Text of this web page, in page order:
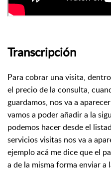
Transcripción
Para cobrar una visita,
el precio de la consulta,
guardamos, nos va a
vamos a poder añadir a la
podemos hacer desde el
servicios visitas nos va a
ejemploacá me dice que el
a de la misma forma enviar a